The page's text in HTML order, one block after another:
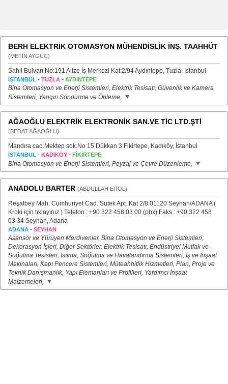
BERH ELEKTRİK OTOMASYON MÜHENDİSLİK İNŞ. TAAHHÜT
(METİN AYGÜÇ)
Sahil Bulvarı No:191 Alize İş Merkezi Kat:2/94 Aydıntepe, Tuzla, İstanbul
İSTANBUL - TUZLA - AYDINTEPE
Bina Otomasyon ve Enerji Sistemleri, Elektrik Tesisatı, Güvenlik ve Kamera
Sistemleri, Yangın Söndürme ve Önleme,
AĞAOĞLU ELEKTRİK ELEKTRONİK SAN.VE TİC LTD.ŞTİ
(SEDAT AĞAOĞLU)
Mandıra cad.Mektep sok.No 15 Dükkan 3 Fikirtepe, Kadıköy, İstanbul
İSTANBUL - KADIKÖY - FİKİRTEPE
Bina Otomasyon ve Enerji Sistemleri, Peyzaj ve Çevre Düzenleme,
ANADOLU BARTER (ABDULLAH EROL)
Reşatbey Mah. Cumhuriyet Cad. Sutek Apt. Kat 2/8 01120 Seyhan/ADANA (
Kroki için tıklayınız ) Telefon : +90 322 458 03 00 (pbx) Faks : +90 322 458
03 34 Seyhan, Adana
ADANA - SEYHAN
Asansör ve Yürüyen Merdivenler, Bina Otomasyon ve Enerji Sistemleri,
Dekorasyon İşleri, Diğer Sektörler, Elektrik Tesisatı, Endüstriyel Mutfak ve
Soğutma Tesisleri, Isıtma, Soğutma ve Havalandırma Sistemleri, İş ve İnşaat
Makinaları, Kapı Pencere Sistemleri, Müteahhitlik Hizmetleri, Plan, Proje ve
Teknik Danışmanlık, Yapı Elemanları ve Profilleri, Yardımcı İnşaat
Malzemeleri,